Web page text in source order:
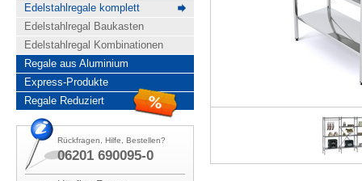
Edelstahlregale komplett
Edelstahlregal Baukasten
Edelstahlregal Kombinationen
Regale aus Aluminium
Express-Produkte
Regale Reduziert
Rückfragen, Hilfe, Bestellen?
06201 690095-0